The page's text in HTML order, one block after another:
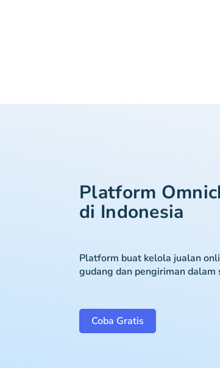
Platform
di Indonesia
Platform buat kelola jualan
gudang dan pengiriman dalam
Coba Gratis